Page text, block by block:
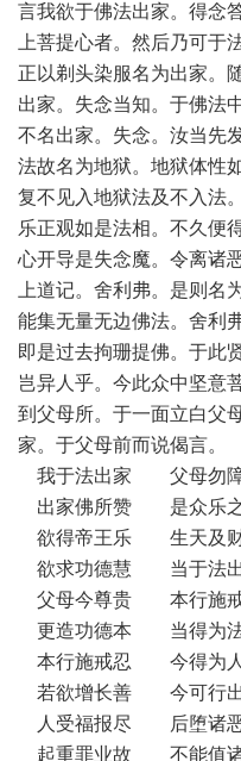
言我欲于佛法出家。得念
上菩提心者。然后乃可于
正以剃头染服名为出家。
出家。失念当知。于佛法
不名出家。失念。汝当先
法故名为地狱。地狱体性
复不见入地狱法及不入法
乐正观如是法相。不久便
心开导是失念魔。令离诸
上道记。舍利弗。是则名
能集无量无边佛法。舍利
即是过去拘珊提佛。于此
岂异人乎。今此众中坚意
到父母所。于一面立白父
家。于父母前而说偈言。
我于法出家 父母勿
出家佛所赞 是众乐
欲得帝王乐 生天及
欲求功德慧 当于法
父母今尊贵 本行施
更造功德本 当得为
本行施戒忍 今得为
若欲增长善 今可行
人受福报尽 后堕诸
起重罪业故 不能值